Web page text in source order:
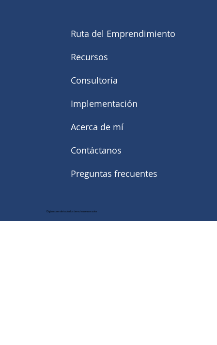
Ruta del Emprendimiento
Recursos
Consultoría
Implementación
Acerca de mí
Contáctanos
Preguntas frecuentes
Digiemprende todos los derechos reservados